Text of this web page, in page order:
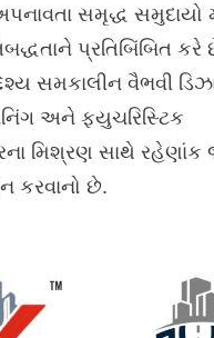
સમૃદ્ધ સમુદાયો
પ્રતિબિંબિત
સમકાલીન વૈભવી
અને ફ્યુચરિસ્ટિક
મિશ્રણ સાથે રહેણાંક
કરવાનો છે.